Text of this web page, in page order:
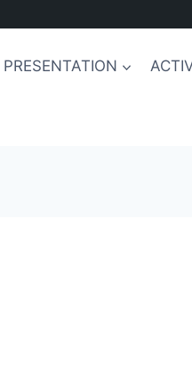
PRESENTATION